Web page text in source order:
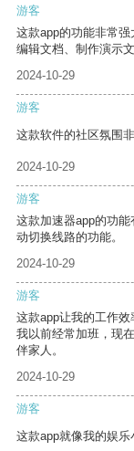
游客
这款app的功能非常
编辑文档、制作演示
2024-10-29
游客
这款软件的社区氛围
2024-10-29
游客
这款加速器app的功
动切换线路的功能。
2024-10-29
游客
这款app让我的工作效
我以前经常加班，现
伴家人。
2024-10-29
游客
这款app就像我的娱乐